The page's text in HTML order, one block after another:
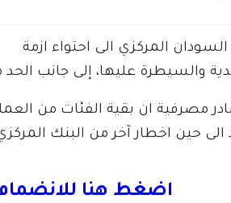
المركزي الى احتواء ازمة
والسيطرة عليها، إلى جانب
حين اخطار آخر من البنك
اضغط هنا